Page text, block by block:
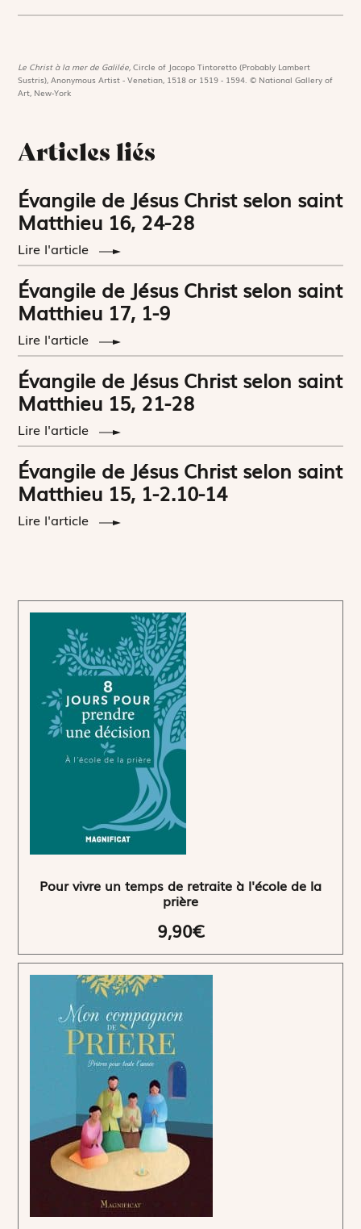
Le Christ à la mer de Galilée,Circle of Jacopo Tintoretto (Probably Lambert
Sustris), Anonymous Artist - Venetian, 1518 or 1519 - 1594. © National Gallery of
Art, New-York
Articles liés
Évangile de Jésus Christ selon saint
Matthieu 16, 24-28
Lire l'article
Évangile de Jésus Christ selon saint
Matthieu 17, 1-9
Lire l'article
Évangile de Jésus Christ selon saint
Matthieu 15, 21-28
Lire l'article
Évangile de Jésus Christ selon saint
Matthieu 15, 1-2.10-14
Lire l'article
Pour vivre un temps de retraite à l'école de la
prière
9,90€